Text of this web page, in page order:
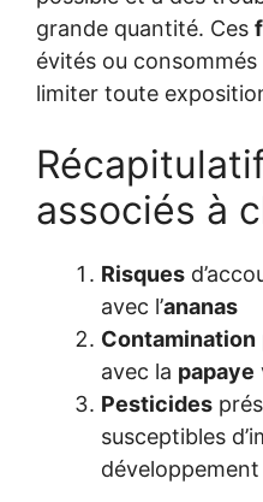
grande quantité. Ces
évités ou
limiter toute
associés à
Risques
avec l’ananas
Contamination
avec la papaye
Pesticides
susceptibles